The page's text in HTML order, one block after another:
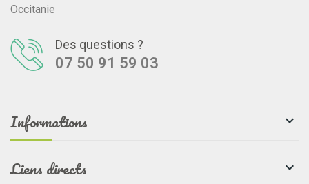
Occitanie
Des questions ?
07 50 91 59 03
Informations 
Liens directs 